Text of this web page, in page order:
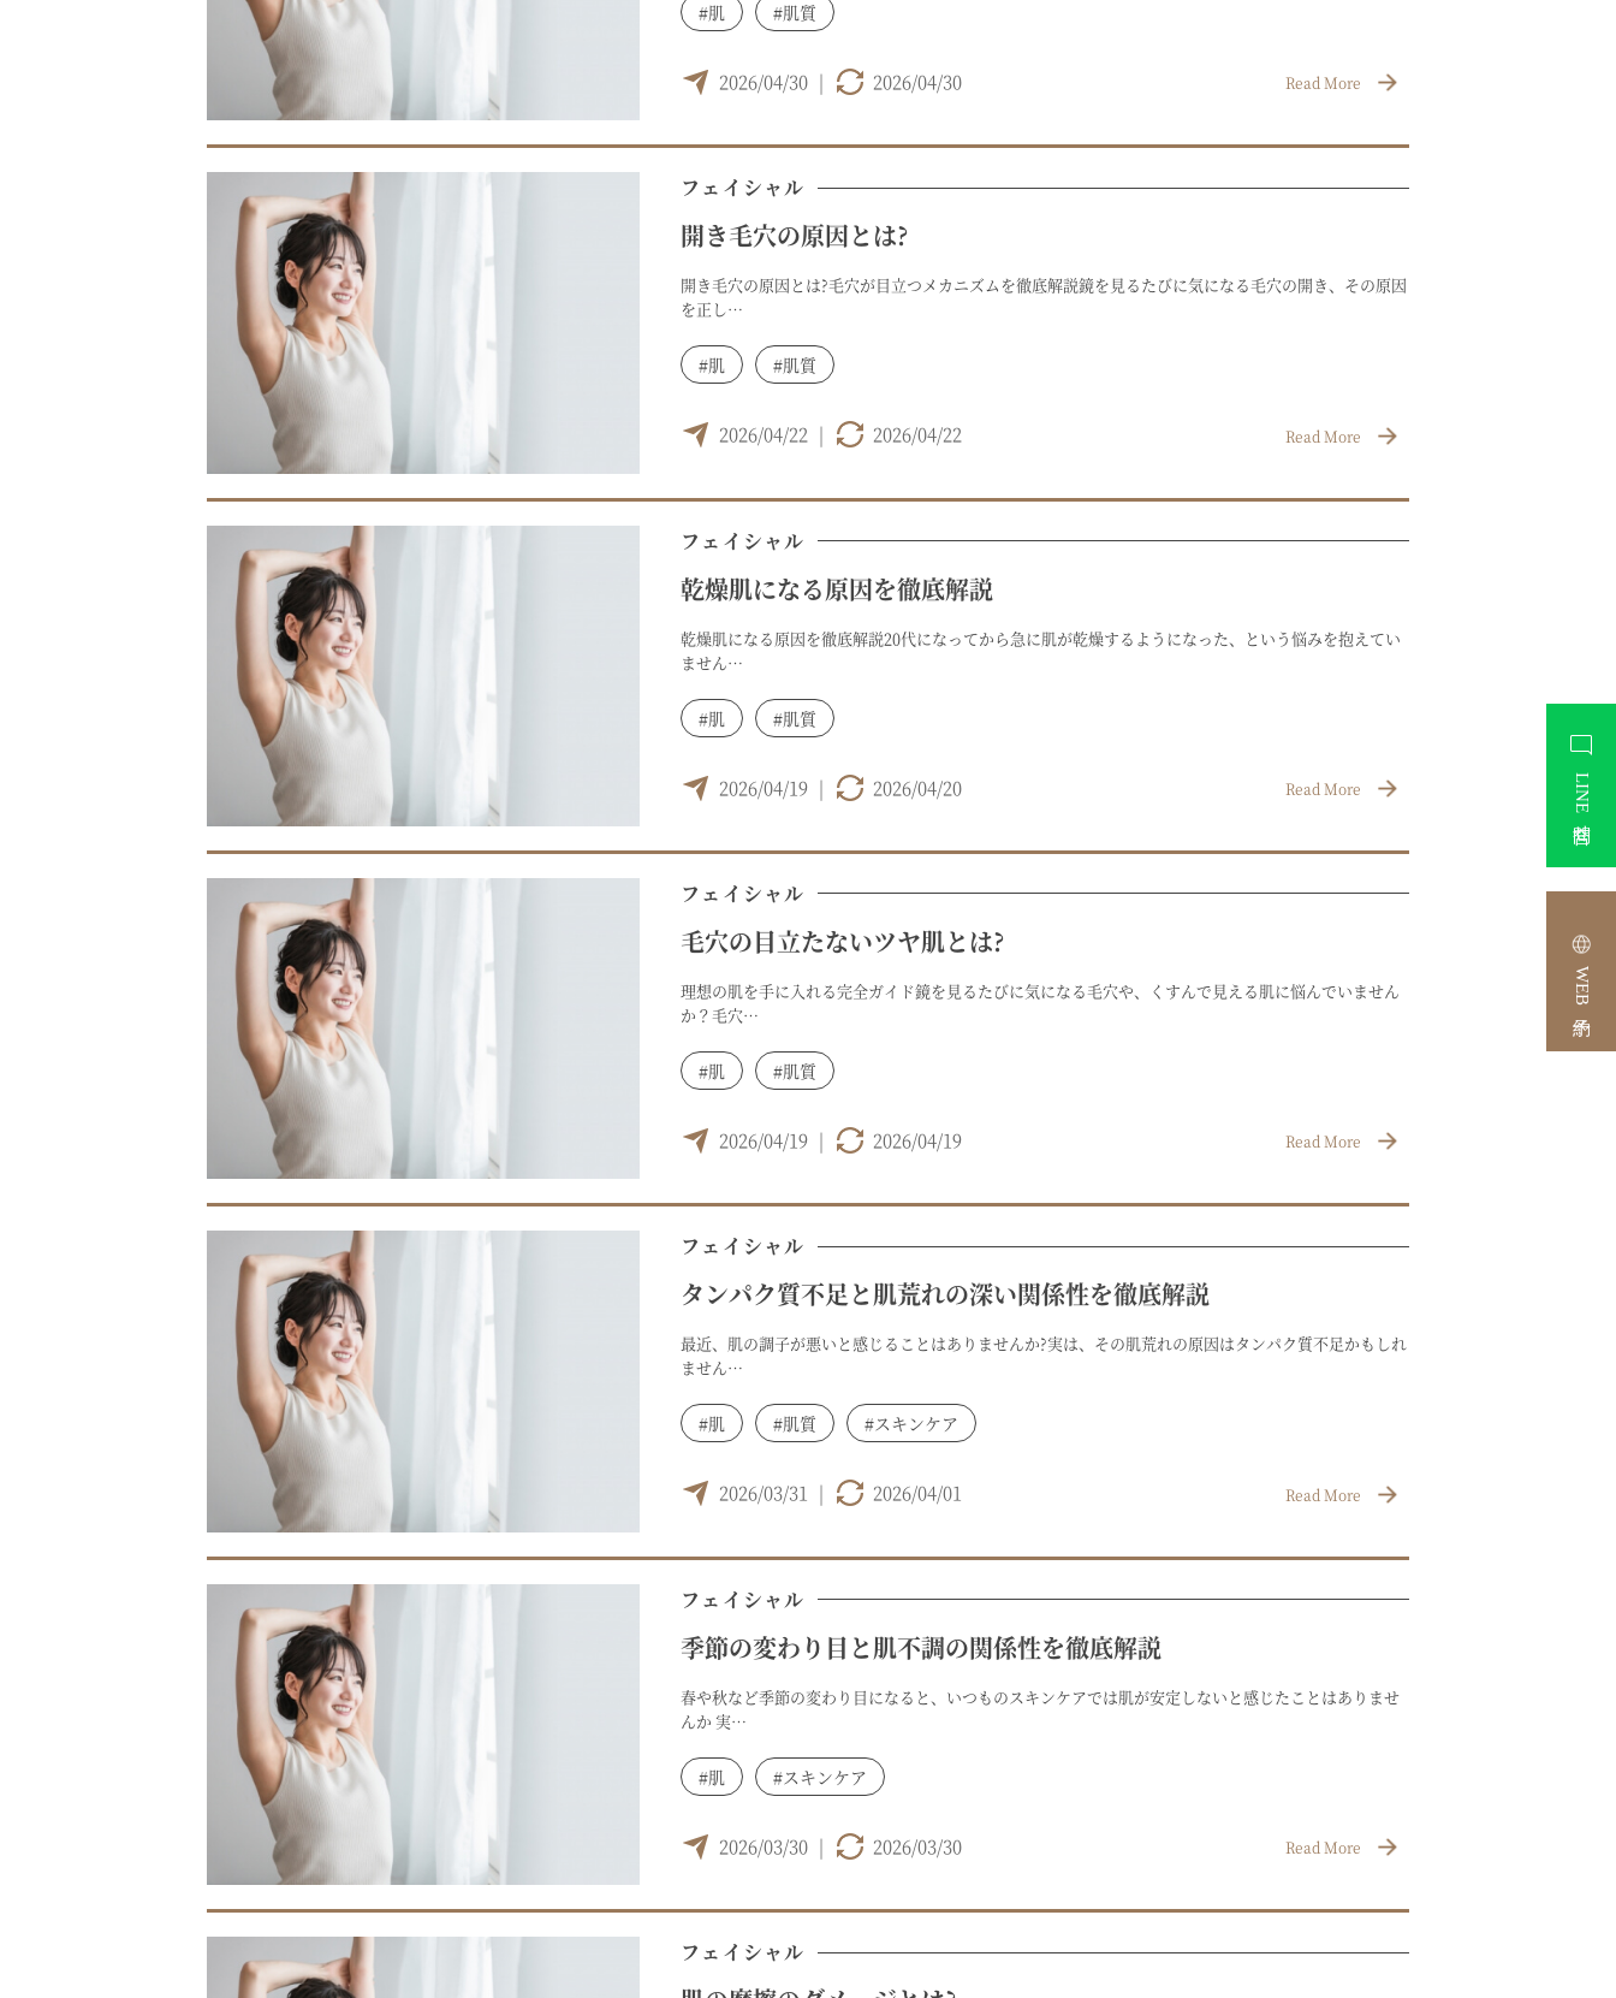
#肌 #肌質
2026/04/30 | 2026/04/30 Read More
フェイシャル
開き毛穴の原因とは?
開き毛穴の原因とは?毛穴が目立つメカニズムを徹底解説鏡を見るたびに気になる毛穴の開き、その原因
を正し…
#肌 #肌質
2026/04/22 | 2026/04/22 Read More
フェイシャル
乾燥肌になる原因を徹底解説
乾燥肌になる原因を徹底解説20代になってから急に肌が乾燥するようになった、という悩みを抱えてい
ません…
#肌 #肌質
2026/04/19 | 2026/04/20 Read More
フェイシャル
毛穴の目立たないツヤ肌とは?
理想の肌を手に入れる完全ガイド鏡を見るたびに気になる毛穴や、くすんで見える肌に悩んでいません
か？毛穴…
#肌 #肌質
2026/04/19 | 2026/04/19 Read More
フェイシャル
タンパク質不足と肌荒れの深い関係性を徹底解説
最近、肌の調子が悪いと感じることはありませんか?実は、その肌荒れの原因はタンパク質不足かもしれ
ません…
#肌 #肌質 #スキンケア
2026/03/31 | 2026/04/01 Read More
フェイシャル
季節の変わり目と肌不調の関係性を徹底解説
春や秋など季節の変わり目になると、いつものスキンケアでは肌が安定しないと感じたことはありませ
んか 実…
#肌 #スキンケア
2026/03/30 | 2026/03/30 Read More
フェイシャル
LINE問合せ
WEB予約